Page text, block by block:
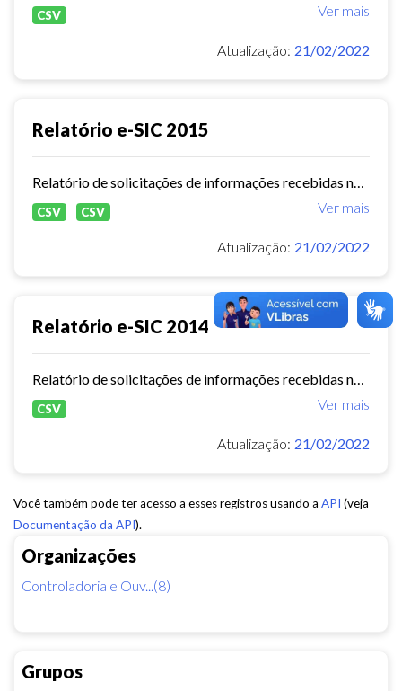
Organizações
Controladoria e Ouv...(8)
Grupos
Ver mais
CSV
Atualização: 21/02/2022
Relatório e-SIC 2015
Ver mais
CSV CSV
Atualização: 21/02/2022
Relatório e-SIC 2014
Ver mais
CSV
Atualização: 21/02/2022
Você também pode ter acesso a esses registros usando a API (veja
Documentação da API).